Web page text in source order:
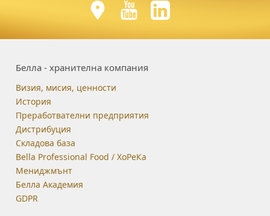
Белла - хранителна компания
Визия, мисия, ценности
История
Преработвателни предприятия
Дистрибуция
Складова база
Bella Professional Food / ХоРеКа
Мениджмънт
Белла Академия
GDPR